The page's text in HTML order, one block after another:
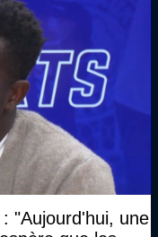
"Aujourd'hui, une